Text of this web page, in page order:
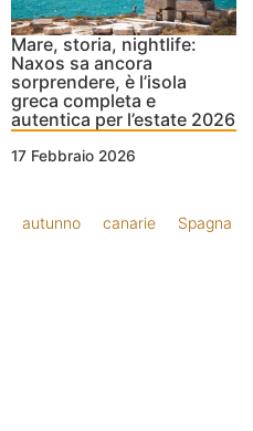
Mare, storia, nightlife:
Naxos sa ancora
sorprendere, è l’isola
greca completa e
autentica per l’estate 2026
17 Febbraio 2026
autunno canarie Spagna